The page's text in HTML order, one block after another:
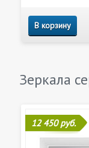
В корзину
Зеркала
12 450 руб.